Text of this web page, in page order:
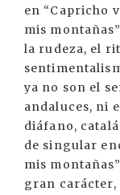
en “Capricho
mis
la rudeza, el
ya no son el
andaluces, ni
diáfano,
de singular
mis
gran